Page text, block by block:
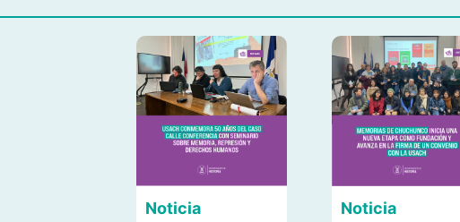
Noticia Noticia